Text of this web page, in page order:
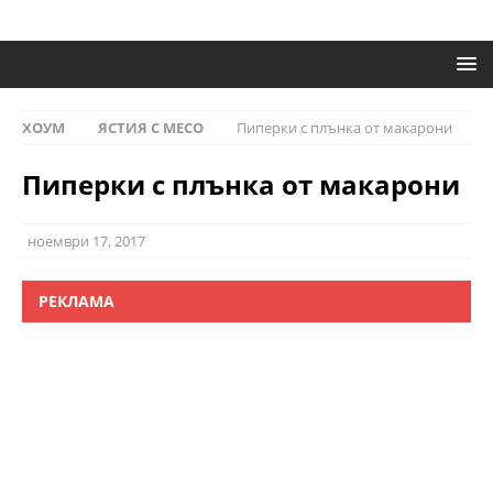
ХОУМ ЯСТИЯ С МЕСО Пиперки с плънка от макарони
Пиперки с плънка от макарони
ноември 17, 2017
РЕКЛАМА